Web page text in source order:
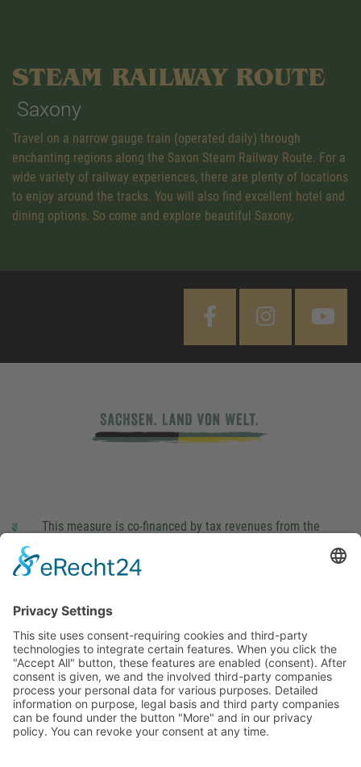
STEAM RAILWAY ROUTE
Saxony
Travel on a narrow gauge train (operated daily) through
enchanting regions along the Saxon Steam Railway Route. For a
wide variety of railway experiences, there are plenty of locations
to enjoy around the tracks. You will also find excellent hotel and
dining options. So come and explore beautiful Saxony.
This measure is co-financed by tax revenues from the
Landtag (parliament).
This site uses consent-requiring cookies and third-party
technologies to integrate certain features. When you click the
"Accept All" button, these features are enabled (consent).
After consent is given, we and the involved third-party
companies process your personal data for various purposes.